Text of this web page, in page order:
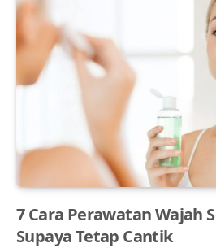
7 Cara Perawatan Wajah
Supaya Tetap Cantik